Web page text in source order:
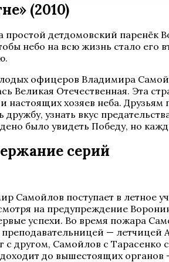
(2010)
простой детдомовский
небо на всю жизнь стало
офицеров Владимира
Великая Отечественная. Эта
хозяев неба.
узнать вкус
было увидеть Победу, но
серий
Самойлов поступает в летное
на предупреждение
успехи. Во время пожара
—
с другом, Самойлов с Тарасенко
до вышестоящих